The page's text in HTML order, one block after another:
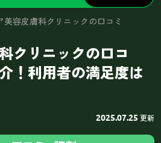
美容皮膚科クリニックの口コミ
クリニックの口コ
！利用者の満足度は
2025.07.25 更新